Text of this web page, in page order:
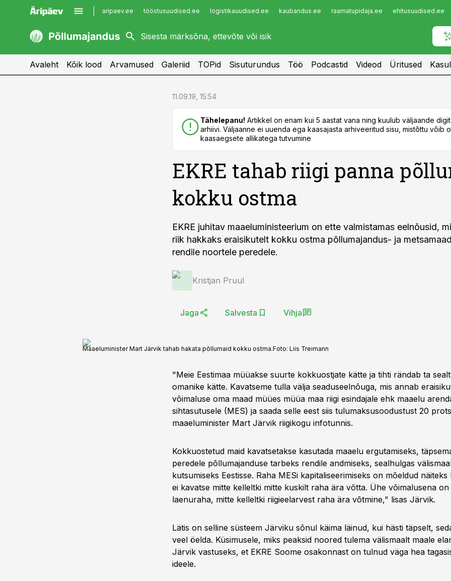
aripaev.ee tööstusuudised.ee logistikauudised.ee kaubandus.ee raamatupidaja.ee ehitusuudised.ee
kaubandus.ee
kinnisvarauudised.ee
imelineajalugu.ee
Infopank
Avaleht Kõik lood Arvamused Galeriid TOPid Sisuturundus Töö Podcastid Videod Üritused
11.09.19, 15:54
Tähelepanu! Artikkel on enam kui 5 aastat vana ning kuulub väljaande
arhiivi. Väljaanne ei uuenda ega kaasajasta arhiveeritud sisu, mistõttu võib
kaasaegsete allikatega tutvumine
EKRE tahab riigi panna
kokku ostma
EKRE juhitav maaeluministeerium on ette valmistamas eelnõusid,
riik hakkaks eraisikutelt kokku ostma põllumajandus- ja
rendile noortele peredele.
Kristjan Pruul
Jaga Salvesta Vihja
Maaeluminister Mart Järvik tahab hakata põllumaid kokku ostma.Foto: Liis Treimann
"Meie Eestimaa müüakse suurte kokkuostjate kätte ja tihti rändab ta
omanike kätte. Kavatseme tulla välja seaduseelnõuga, mis annab
võimaluse oma maad müües müüa maa riigi esindajale ehk maaelu
sihtasutusele (MES) ja saada selle eest siis tulumaksusoodustust 20
maaeluminister Mart Järvik riigikogu infotunnis.
Kokkuostetud maid kavatsetakse kasutada maaelu ergutamiseks,
peredele põllumajanduse tarbeks rendile andmiseks, sealhulgas
kutsumiseks Eestisse. Raha MESi kapitaliseerimiseks on mõeldud
ei kavatse mitte kelleltki mitte kuskilt raha ära võtta. Ühe võimalusena
laenuraha, mitte kelleltki riigieelarvest raha ära võtmine," lisas Järvik.
Lätis on selline süsteem Järviku sõnul käima läinud, kui hästi täpselt,
veel öelda. Küsimusele, miks peaksid noored tulema välismaalt maale
Järvik vastuseks, et EKRE Soome osakonnast on tulnud väga hea
ideele.